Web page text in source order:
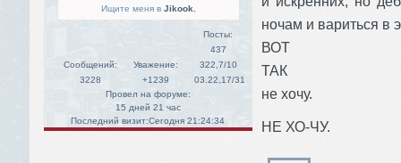
Ищите меня в Jikook.
Сообщений:
3228
Уважение:
+1239
Посты:
437
322,7/10
03.22,17/31
Провел на форуме:
15 дней 21 час
Последний визит:Сегодня 21:24:34
ночам и вариться в
ВОТ
ТАК
не хочу.
НЕ ХО-ЧУ.